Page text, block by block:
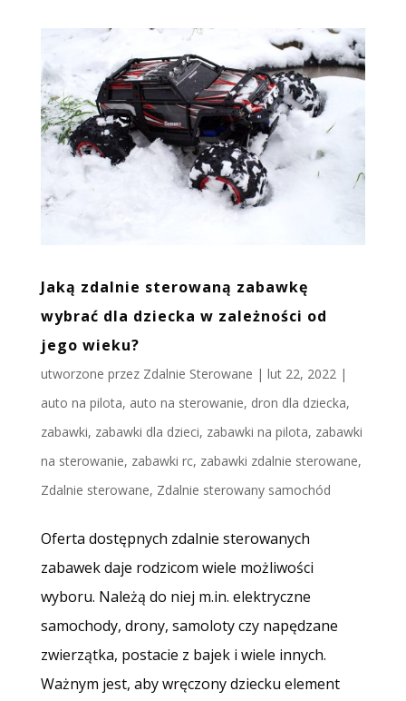
Jaką zdalnie sterowaną zabawkę
wybrać dla dziecka w zależności od
jego wieku?
utworzone przez Zdalnie Sterowane | lut 22, 2022|
auto na pilota, auto na sterowanie, dron dla dziecka,
zabawki, zabawki dla dzieci, zabawki na pilota, zabawki
na sterowanie, zabawki rc, zabawki zdalnie sterowane,
Zdalnie sterowane, Zdalnie sterowany samochód
Oferta dostępnych zdalnie sterowanych
zabawek daje rodzicom wiele możliwości
wyboru. Należą do niej m.in. elektryczne
samochody, drony, samoloty czy napędzane
zwierzątka, postacie z bajek i wiele innych.
Ważnym jest, aby wręczony dziecku element